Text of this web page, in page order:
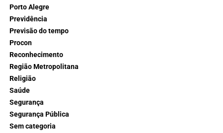
Porto Alegre
Previdência
Previsão do tempo
Procon
Reconhecimento
Região Metropolitana
Religião
Saúde
Segurança
Segurança Pública
Sem categoria